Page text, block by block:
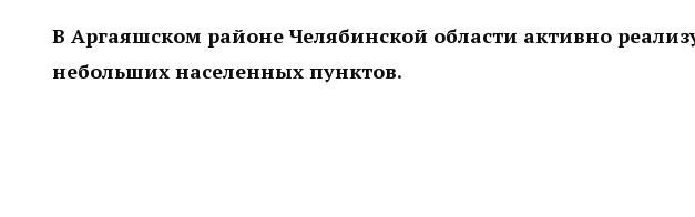
В Аргаяшском районе Челябинской области активно
небольших населенных пунктов.